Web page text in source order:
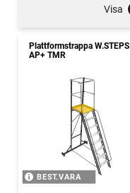
Visa
Plattformstrappa W.STEPS
AP+ TMR
BEST.VARA